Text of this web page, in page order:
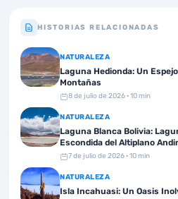
HISTORIAS RELACIONADAS
NATURALEZA
Laguna Hedionda: Un
Montañas
8 de julio de 2026· 10 min
NATURALEZA
Laguna Blanca Bolivia:
Escondida del Altiplano
7 de julio de 2026· 10 min
NATURALEZA
Isla Incahuasi: Un Oasis